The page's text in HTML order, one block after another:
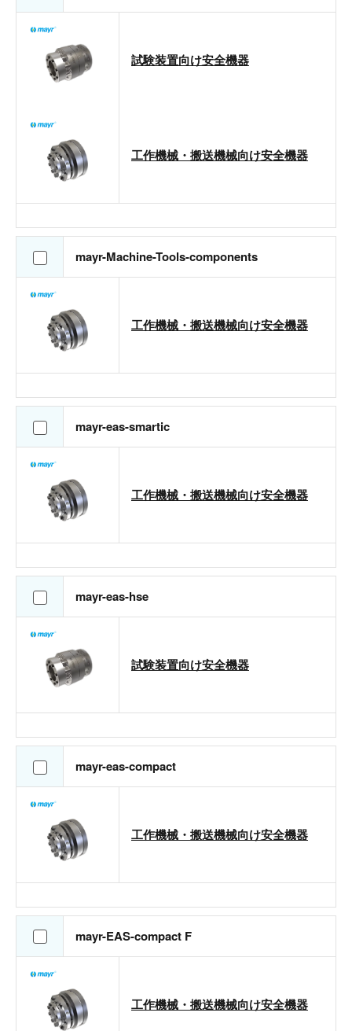
試験装置向け安全機器
工作機械・搬送機械向け安全機器
mayr-Machine-Tools-components
工作機械・搬送機械向け安全機器
mayr-eas-smartic
工作機械・搬送機械向け安全機器
mayr-eas-hse
試験装置向け安全機器
mayr-eas-compact
工作機械・搬送機械向け安全機器
mayr-EAS-compact F
工作機械・搬送機械向け安全機器